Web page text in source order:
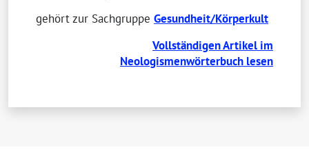
gehört zur Sachgruppe Gesundheit/Körperkult
Vollständigen Artikel im
Neologismenwörterbuch lesen